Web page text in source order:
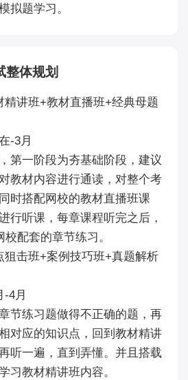
拟题学习。
整体规划
精讲班+教材直播班+经典母题
-3月
第一阶段为夯基础阶段，建议
教材内容进行通读，对整个考
时搭配网校的教材直播班课
行听课，每章课程听完之后，
配套的章节练习。
狙击班+案例技巧班+真题解析
4月
节练习题做得不正确的题，再
对应的知识点，回到教材精讲
听一遍，直到弄懂。并且搭载
习教材精讲班内容。